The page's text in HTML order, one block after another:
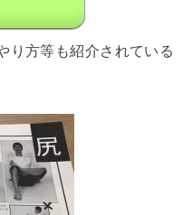
り方等も紹介されている